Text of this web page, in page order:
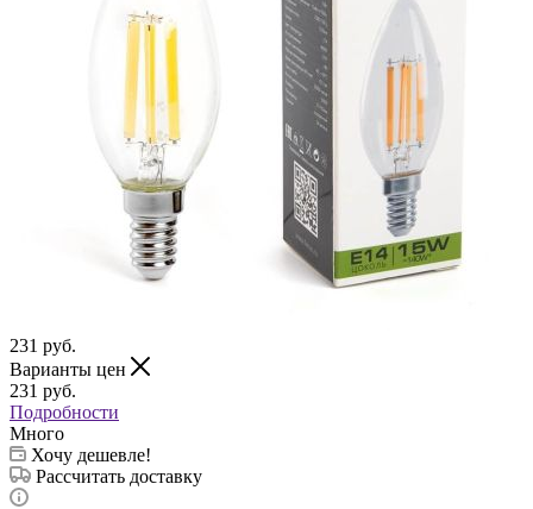
231 руб.
Варианты цен
231 руб.
Подробности
Много
Хочу дешевле!
Рассчитать доставку